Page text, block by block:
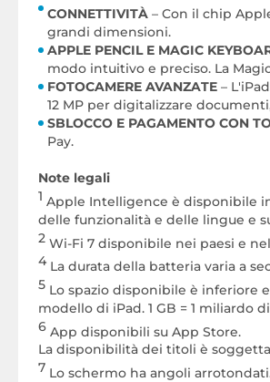
CONNETTIVITÀ – Con il chip
grandi dimensioni.
APPLE PENCIL E MAGIC
modo intuitivo e preciso. La
FOTOCAMERE AVANZATE –
12 MP per digitalizzare
SBLOCCO E PAGAMENTO CON
Pay.
Note legali
1 Apple Intelligence è disponibile
delle funzionalità e delle lingue e
2 Wi-Fi 7 disponibile nei paesi e
4 La durata della batteria varia a
5 Lo spazio disponibile è inferiore
modello di iPad. 1 GB = 1 miliardo
6 App disponibili su App Store.
La disponibilità dei titoli è
7 Lo schermo ha angoli